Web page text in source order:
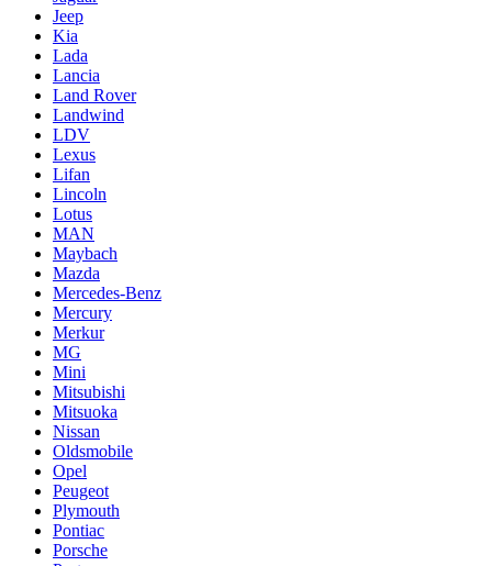
Jeep
Kia
Lada
Lancia
Land Rover
Landwind
LDV
Lexus
Lifan
Lincoln
Lotus
MAN
Maybach
Mazda
Mercedes-Benz
Mercury
Merkur
MG
Mini
Mitsubishi
Mitsuoka
Nissan
Oldsmobile
Opel
Peugeot
Plymouth
Pontiac
Porsche